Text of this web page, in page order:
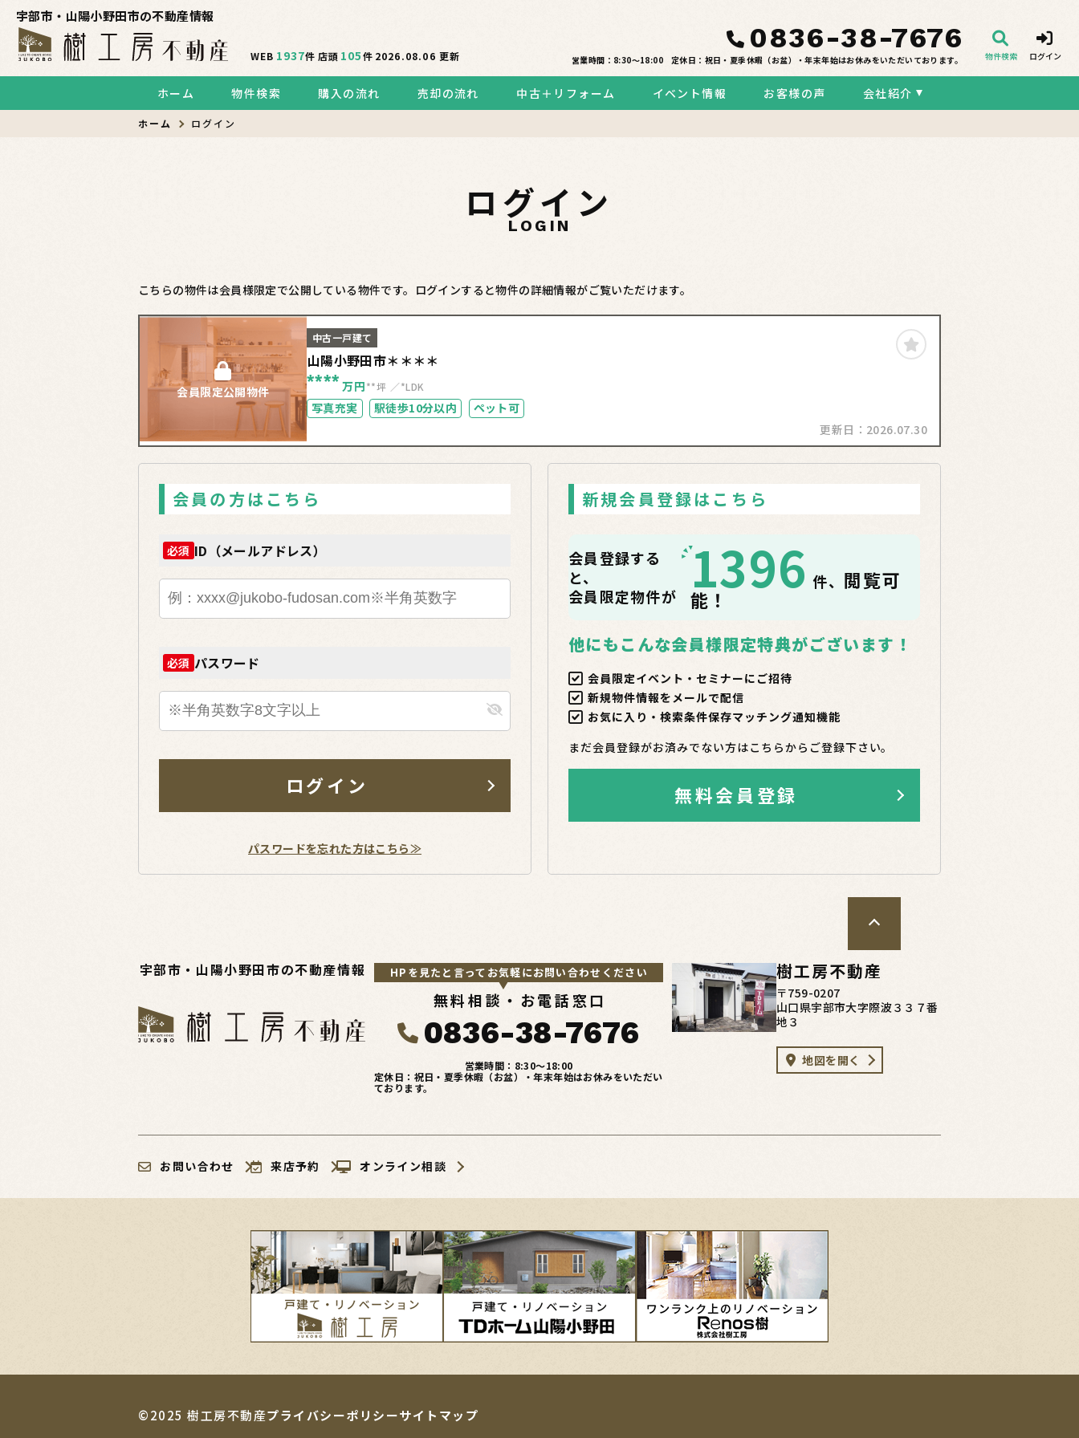
宇部市・山陽小野田市の不動産情報
WEB 1937件 店頭 105件 2026.08.06更新
0836-38-7676
営業時間：8:30〜18:00 定休日：祝日・夏季休暇（お盆）・年末年始はお休みをいただいております。 物件検索 ログイン
ホーム 物件検索 購入の流れ 売却の流れ 中古＋リフォーム イベント情報 お客様の声 会社紹介
ホーム ログイン
ログイン
LOGIN
こちらの物件は会員様限定で公開している物件です。ログインすると物件の詳細情報がご覧いただけます。
会員限定公開物件
中古一戸建て
山陽小野田市＊＊＊＊
**** 万円**坪 *LDK
写真充実 駅徒歩10分以内
ペット可
更新日： 2026.07.30
会員の方はこちら
必須 ID（メールアドレス）
必須 パスワード
ログイン
パスワードを忘れた方はこちら≫
新規会員登録はこちら
会員登録する
と、
会員限定物件が
1396 件、 閲覧可
能！
他にもこんな会員様限定特典がございます！
会員限定イベント・セミナーにご招待
新規物件情報をメールで配信
お気に入り・検索条件保存マッチング通知機能
まだ会員登録がお済みでない方はこちらからご登録下さい。
無料会員登録
宇部市・山陽小野田市の不動産情報 HPを見たと言ってお気軽にお問い合わせください
無料相談・お電話窓口
0836-38-7676
営業時間：8:30〜18:00
定休日：祝日・夏季休暇（お盆）・年末年始はお休みをいただい
ております。
樹工房不動産
〒759-0207
山口県宇部市大字際波３３７番
地３
地図を開く
お問い合わせ 来店予約 オンライン相談
プライバシーポリシーサイトマップ
©2025 樹工房不動産